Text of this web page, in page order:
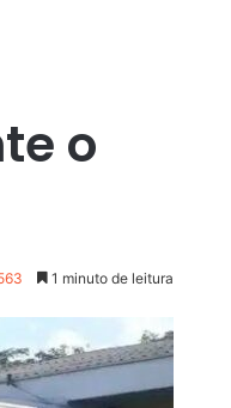
o
1 minuto de leitura